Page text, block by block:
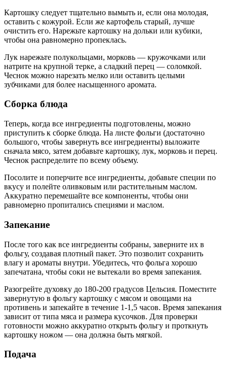
Картошку следует тщательно вымыть и, если она молодая,
оставить с кожурой. Если же картофель старый, лучше
очистить его. Нарежьте картошку на дольки или кубики,
чтобы она равномерно пропеклась.
Лук нарежьте полукольцами, морковь — кружочками или
натрите на крупной терке, а сладкий перец — соломкой.
Чеснок можно нарезать мелко или оставить целыми
зубчиками для более насыщенного аромата.
Сборка блюда
Теперь, когда все ингредиенты подготовлены, можно
приступить к сборке блюда. На листе фольги (достаточно
большого, чтобы завернуть все ингредиенты) выложите
сначала мясо, затем добавьте картошку, лук, морковь и перец.
Чеснок распределите по всему объему.
Посолите и поперчите все ингредиенты, добавьте специи по
вкусу и полейте оливковым или растительным маслом.
Аккуратно перемешайте все компоненты, чтобы они
равномерно пропитались специями и маслом.
Запекание
После того как все ингредиенты собраны, заверните их в
фольгу, создавая плотный пакет. Это позволит сохранить
влагу и ароматы внутри. Убедитесь, что фольга хорошо
запечатана, чтобы соки не вытекали во время запекания.
Разогрейте духовку до 180-200 градусов Цельсия. Поместите
завернутую в фольгу картошку с мясом и овощами на
противень и запекайте в течение 1-1,5 часов. Время запекания
зависит от типа мяса и размера кусочков. Для проверки
готовности можно аккуратно открыть фольгу и проткнуть
картошку ножом — она должна быть мягкой.
Подача